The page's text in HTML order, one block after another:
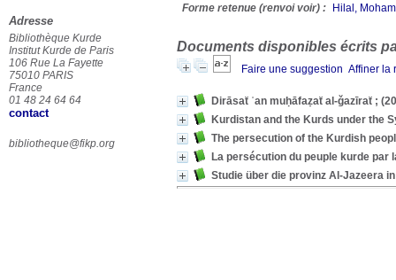
Forme retenue (renvoi voir) :
Documents disponibles écrits
Faire une suggestion Affiner la
Kurdistan and the Kurds under the
The persecution of the Kurdish
La persécution du peuple kurde par
Studie über die provinz Al-Jazeera
Adresse
Bibliothèque Kurde
Institut Kurde de Paris
106 Rue La Fayette
75010 PARIS
France
01 48 24 64 64
contact
bibliotheque@fikp.org